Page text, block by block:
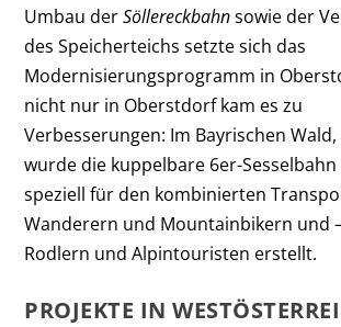
Umbau derSöllereckbahnsowie der
des Speicherteichs setzte sich das
Modernisierungsprogramm in
nicht nur in Oberstdorf kam es zu
Verbesserungen: Im Bayrischen
wurde die kuppelbare 6er-Sesselbahn
speziell für den kombinierten
Wanderern und Mountainbikern und
Rodlern und Alpintouristen erstellt.
PROJEKTE IN